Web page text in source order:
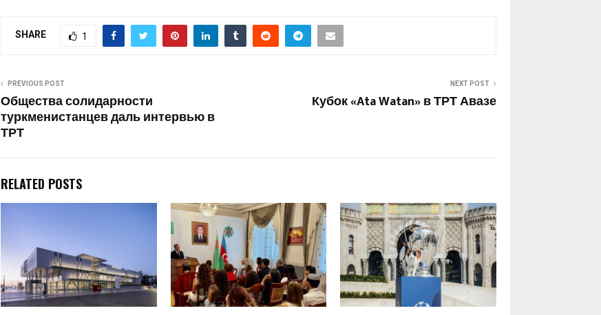
SHARE 1
PREVIOUS POST
Общества солидарности
туркменистанцев даль интервью в
ТРТ
NEXT POST
Кубок «Ata Watan» в ТРТ Авазе
RELATED POSTS